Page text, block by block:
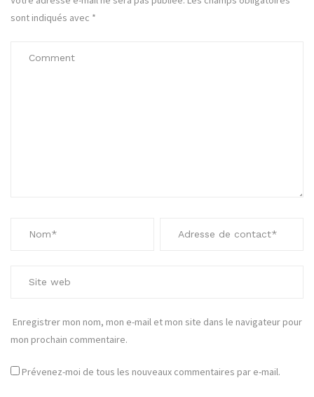
sont indiqués avec *
Enregistrer mon nom, mon e-mail et mon site dans le navigateur pour
mon prochain commentaire.
Prévenez-moi de tous les nouveaux commentaires par e-mail.